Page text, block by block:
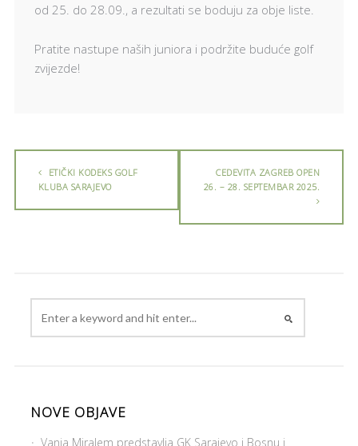
od 25. do 28.09., a rezultati se boduju za obje liste.
Pratite nastupe naših juniora i podržite buduće golf
zvijezde!
ETIČKI KODEKS GOLF
KLUBA SARAJEVO
CEDEVITA ZAGREB OPEN
26. – 28. SEPTEMBAR 2025.
NOVE OBJAVE
Vanja Miralem predstavlja GK Sarajevo i Bosnu i